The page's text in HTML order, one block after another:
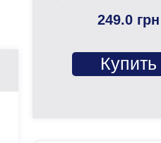
249.0 грн
Купить